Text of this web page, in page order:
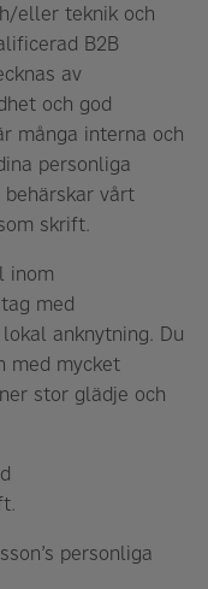
eller teknik och
B2B
av
och god
många interna och
personliga
vårt
skrift.
inom
med
anknytning. Du
med mycket
stor glädje och
personliga